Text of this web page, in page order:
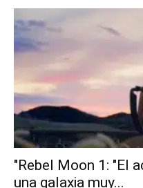
"Rebel Moon 1: "El
una galaxia muy...